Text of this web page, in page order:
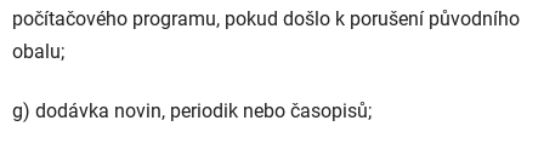
počítačového programu, pokud došlo k porušení původního
obalu;
g) dodávka novin, periodik nebo časopisů;